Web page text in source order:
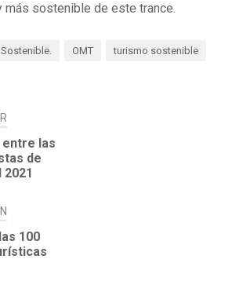
más sostenible de este trance.
OMT turismo sostenible
entre las
de
100